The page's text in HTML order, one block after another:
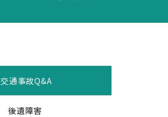
交通事故Q&A
後遺障害